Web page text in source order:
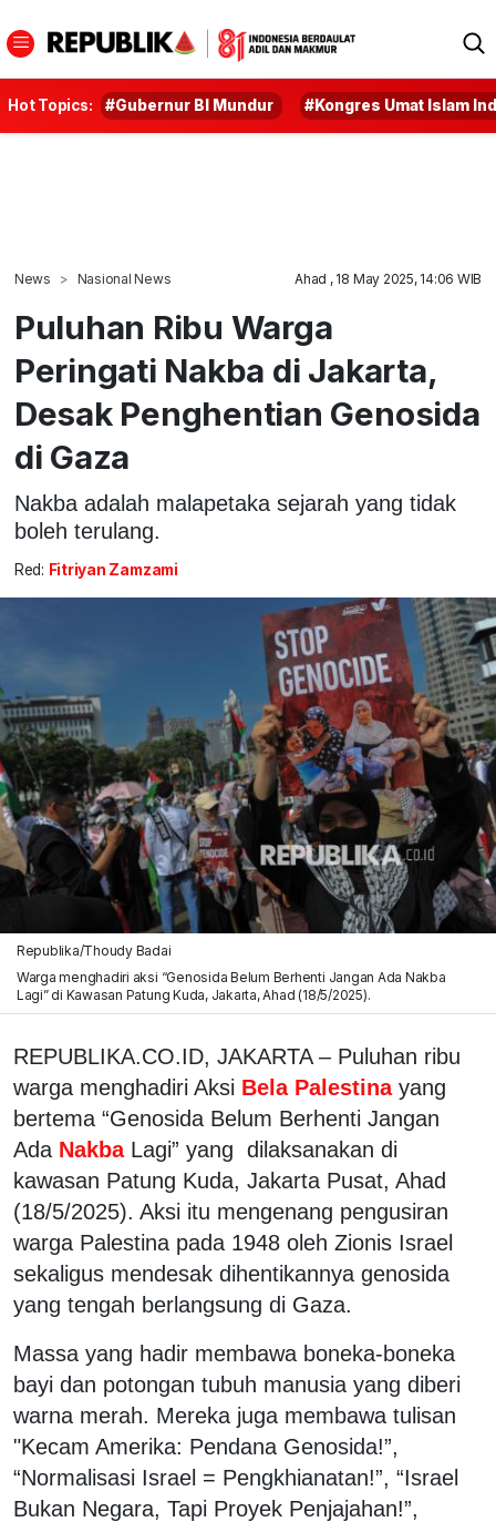
Hot Topics: #Gubernur BI Mundur #Kongres Umat Islam
News Nasional News Ahad , 18 May 2025, 14:06 WIB
Puluhan Ribu Warga
Peringati Nakba di Jakarta,
Desak Penghentian Genosida
di Gaza
Nakba adalah malapetaka sejarah yang tidak
boleh terulang.
Red: Fitriyan Zamzami
Republika/Thoudy Badai
Warga menghadiri aksi “Genosida Belum Berhenti Jangan Ada Nakba
Lagi” di Kawasan Patung Kuda, Jakarta, Ahad (18/5/2025).
REPUBLIKA.CO.ID, JAKARTA – Puluhan ribu
warga menghadiri Aksi Bela Palestina yang
bertema “Genosida Belum Berhenti Jangan
Ada Nakba Lagi” yang dilaksanakan di
kawasan Patung Kuda, Jakarta Pusat, Ahad
(18/5/2025). Aksi itu mengenang pengusiran
warga Palestina pada 1948 oleh Zionis Israel
sekaligus mendesak dihentikannya genosida
yang tengah berlangsung di Gaza.
Massa yang hadir membawa boneka-boneka
bayi dan potongan tubuh manusia yang diberi
warna merah. Mereka juga membawa tulisan
"Kecam Amerika: Pendana Genosida!”,
“Normalisasi Israel = Pengkhianatan!”, “Israel
Bukan Negara, Tapi Proyek Penjajahan!”,